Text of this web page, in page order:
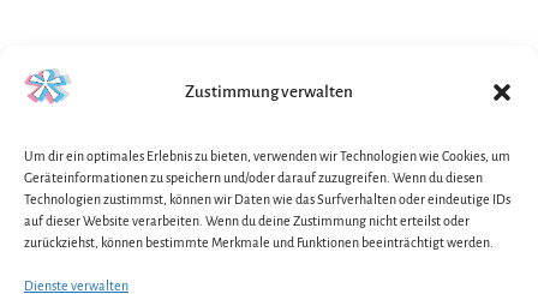
Zustimmung verwalten
Um dir ein optimales Erlebnis zu bieten, verwenden wir Technologien wie Cookies, um
Geräteinformationen zu speichern und/oder darauf zuzugreifen. Wenn du diesen
Technologien zustimmst, können wir Daten wie das Surfverhalten oder eindeutige IDs
auf dieser Website verarbeiten. Wenn du deine Zustimmung nicht erteilst oder
zurückziehst, können bestimmte Merkmale und Funktionen beeinträchtigt werden.
Dienste verwalten
Klicke auf "Ich stimme zu", um Google maps zu
aktivieren